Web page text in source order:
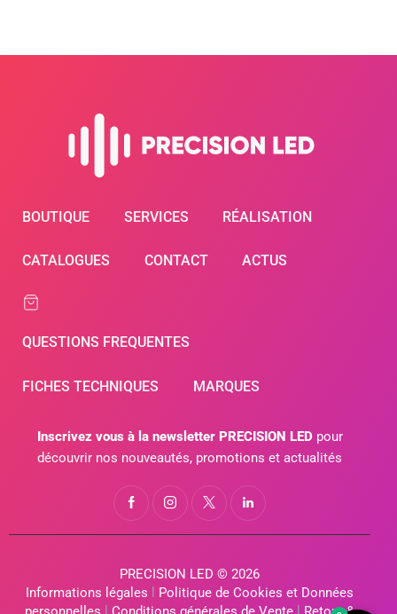
BOUTIQUE SERVICES RÉALISATION
CATALOGUES CONTACT ACTUS
QUESTIONS FREQUENTES
FICHES TECHNIQUES MARQUES
Inscrivez vous à la newsletter PRECISION LEDpour
découvrir nos nouveautés, promotions et actualités
PRECISION LED © 2026
Informations légales
Politique de Cookies et Données